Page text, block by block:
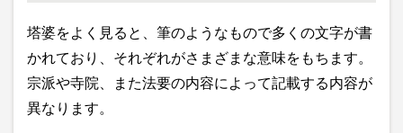
塔婆をよく見ると、筆のようなもので多くの文字が書
かれており、それぞれがさまざまな意味をもちます。
宗派や寺院、また法要の内容によって記載する内容が
異なります。